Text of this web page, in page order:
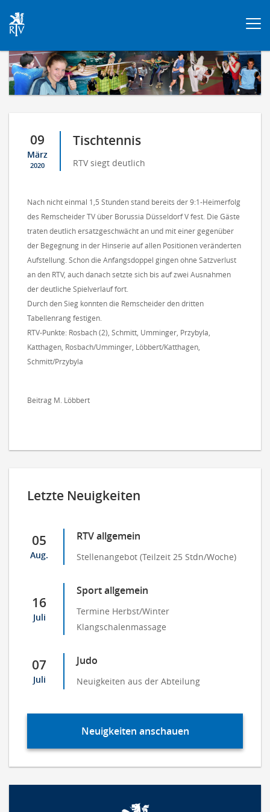
09
März
2020
Tischtennis
RTV siegt deutlich
Nach nicht einmal 1,5 Stunden stand bereits der 9:1-Heimerfolg
des Remscheider TV über Borussia Düsseldorf V fest. Die Gäste
traten deutlich ersatzgeschwächt an und mit einer gegenüber
der Begegnung in der Hinserie auf allen Positionen veränderten
Aufstellung. Schon die Anfangsdoppel gingen ohne Satzverlust
an den RTV, auch danach setzte sich bis auf zwei Ausnahmen
der deutliche Spielverlauf fort.
Durch den Sieg konnten die Remscheider den dritten
Tabellenrang festigen.
RTV-Punkte: Rosbach (2), Schmitt, Umminger, Przybyla,
Katthagen, Rosbach/Umminger, Löbbert/Katthagen,
Schmitt/Przybyla
Beitrag M. Löbbert
Letzte Neuigkeiten
05
Aug.
RTV allgemein
Stellenangebot (Teilzeit 25 Stdn/Woche)
16
Juli
Sport allgemein
Termine Herbst/Winter
Klangschalenmassage
07
Juli
Judo
Neuigkeiten aus der Abteilung
Neuigkeiten anschauen